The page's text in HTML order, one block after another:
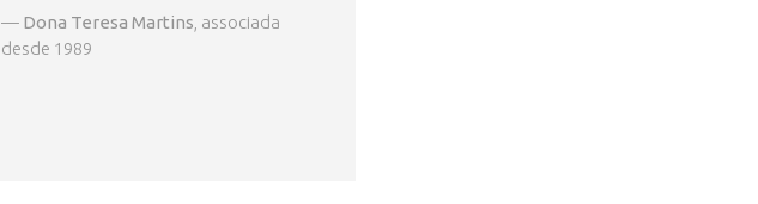
— Dona Teresa Martins , associada
desde 1989